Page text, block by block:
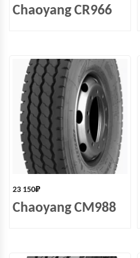
Chaoyang CR966
23 150₽
Chaoyang CM988